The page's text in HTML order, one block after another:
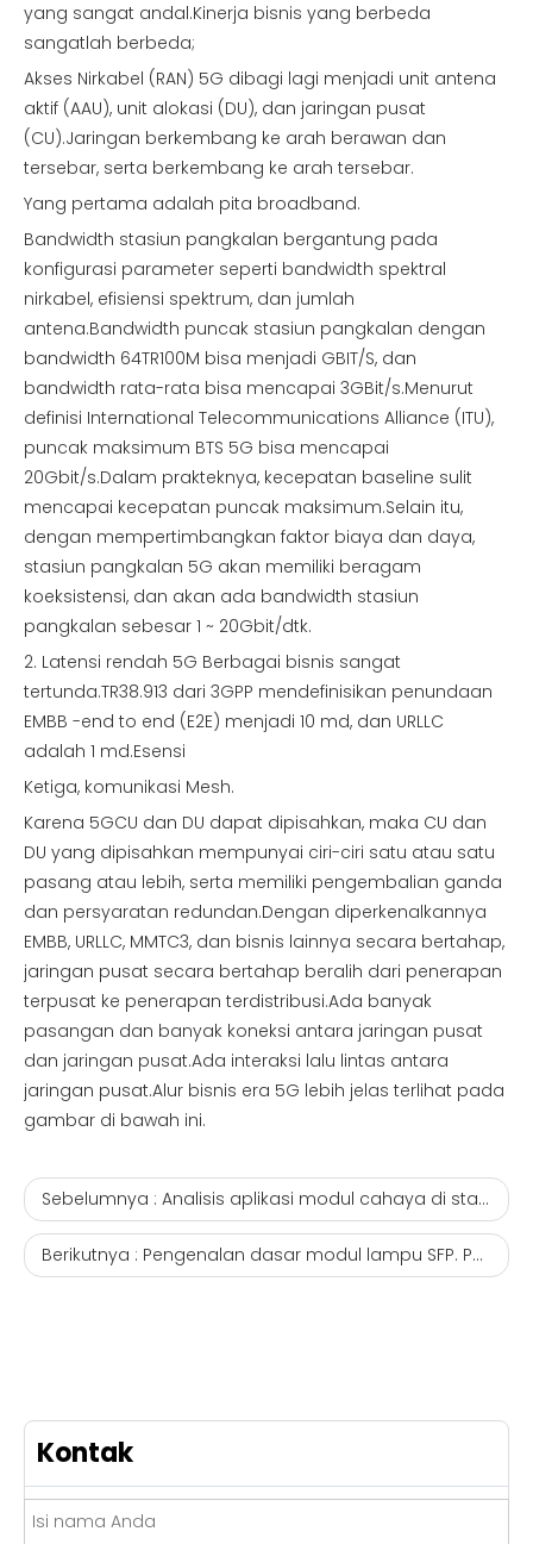
yang sangat andal.Kinerja bisnis yang berbeda
sangatlah berbeda;
Akses Nirkabel (RAN) 5G dibagi lagi menjadi unit antena
aktif (AAU), unit alokasi (DU), dan jaringan pusat
(CU).Jaringan berkembang ke arah berawan dan
tersebar, serta berkembang ke arah tersebar.
Yang pertama adalah pita broadband.
Bandwidth stasiun pangkalan bergantung pada
konfigurasi parameter seperti bandwidth spektral
nirkabel, efisiensi spektrum, dan jumlah
antena.Bandwidth puncak stasiun pangkalan dengan
bandwidth 64TR100M bisa menjadi GBIT/S, dan
bandwidth rata-rata bisa mencapai 3GBit/s.Menurut
definisi International Telecommunications Alliance (ITU),
puncak maksimum BTS 5G bisa mencapai
20Gbit/s.Dalam prakteknya, kecepatan baseline sulit
mencapai kecepatan puncak maksimum.Selain itu,
dengan mempertimbangkan faktor biaya dan daya,
stasiun pangkalan 5G akan memiliki beragam
koeksistensi, dan akan ada bandwidth stasiun
pangkalan sebesar 1 ~ 20Gbit/dtk.
2. Latensi rendah 5G Berbagai bisnis sangat
tertunda.TR38.913 dari 3GPP mendefinisikan penundaan
EMBB -end to end (E2E) menjadi 10 md, dan URLLC
adalah 1 md.Esensi
Ketiga, komunikasi Mesh.
Karena 5GCU dan DU dapat dipisahkan, maka CU dan
DU yang dipisahkan mempunyai ciri-ciri satu atau satu
pasang atau lebih, serta memiliki pengembalian ganda
dan persyaratan redundan.Dengan diperkenalkannya
EMBB, URLLC, MMTC3, dan bisnis lainnya secara bertahap,
jaringan pusat secara bertahap beralih dari penerapan
terpusat ke penerapan terdistribusi.Ada banyak
pasangan dan banyak koneksi antara jaringan pusat
dan jaringan pusat.Ada interaksi lalu lintas antara
jaringan pusat.Alur bisnis era 5G lebih jelas terlihat pada
gambar di bawah ini.
Sebelumnya : Analisis aplikasi modul cahaya di stasiun pangkalan komunikasi seluler. Produsen transceiver cwdm sfp
Berikutnya : Pengenalan dasar modul lampu SFP. Penjualan transceiver serat optik sfp
Kontak